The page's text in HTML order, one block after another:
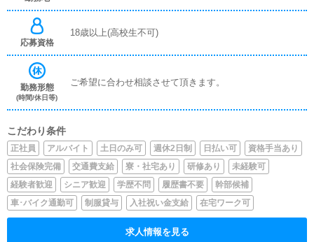
応募資格
18歳以上(高校生不可)
勤務形態
(時間/休日等)
ご希望に合わせ相談させて頂きます。
こだわり条件
正社員 アルバイト 土日のみ可 週休2日制 日払い可
資格手当あり
社会保険完備
交通費支給 寮・社宅あり 研修あり
未経験可
経験者歓迎
シニア歓迎 学歴不問 履歴書不要
幹部候補
車･バイク通勤可
制服貸与 入社祝い金支給 在宅ワーク可
求人情報を見る